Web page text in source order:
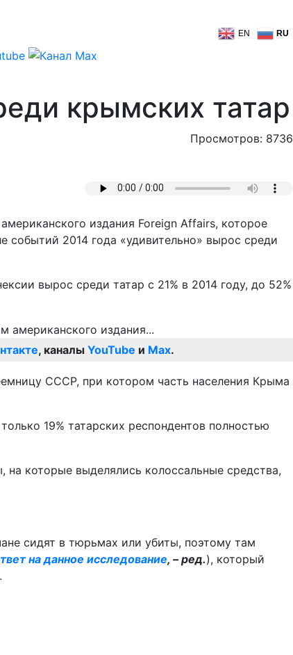
EN RU
крымских татар
Просмотров: 8736
издания Foreign Affairs, которое
событий 2014 года «удивительно» вырос среди
вырос среди татар с 21% в 2014 году, до 52%
, каналы YouTube и Max.
СССР, при котором часть населения Крыма
19% татарских респондентов полностью
на которые выделялись колоссальные средства,
сидят в тюрьмах или убиты, поэтому там
на данное исследование, – ред.), который